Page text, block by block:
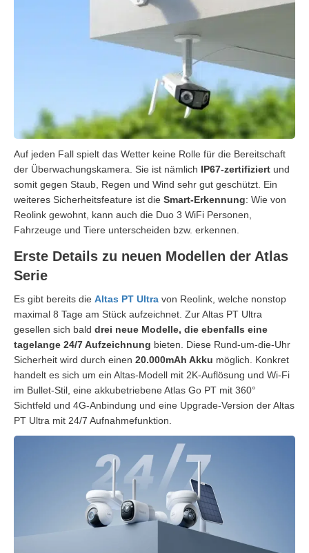
Auf jeden Fall spielt das Wetter keine Rolle für die Bereitschaft
der Überwachungskamera. Sie ist nämlich IP67-zertifiziert und
somit gegen Staub, Regen und Wind sehr gut geschützt. Ein
weiteres Sicherheitsfeature ist die Smart-Erkennung: Wie von
Reolink gewohnt, kann auch die Duo 3 WiFi Personen,
Fahrzeuge und Tiere unterscheiden bzw. erkennen.
Erste Details zu neuen Modellen der Atlas
Serie
Es gibt bereits die Altas PT Ultra von Reolink, welche nonstop
maximal 8 Tage am Stück aufzeichnet. Zur Altas PT Ultra
gesellen sich bald drei neue Modelle, die ebenfalls eine
tagelange 24/7 Aufzeichnung bieten. Diese Rund-um-die-Uhr
Sicherheit wird durch einen 20.000mAh Akku möglich. Konkret
handelt es sich um ein Altas-Modell mit 2K-Auflösung und Wi-Fi
im Bullet-Stil, eine akkubetriebene Atlas Go PT mit 360°
Sichtfeld und 4G-Anbindung und eine Upgrade-Version der Altas
PT Ultra mit 24/7 Aufnahmefunktion.